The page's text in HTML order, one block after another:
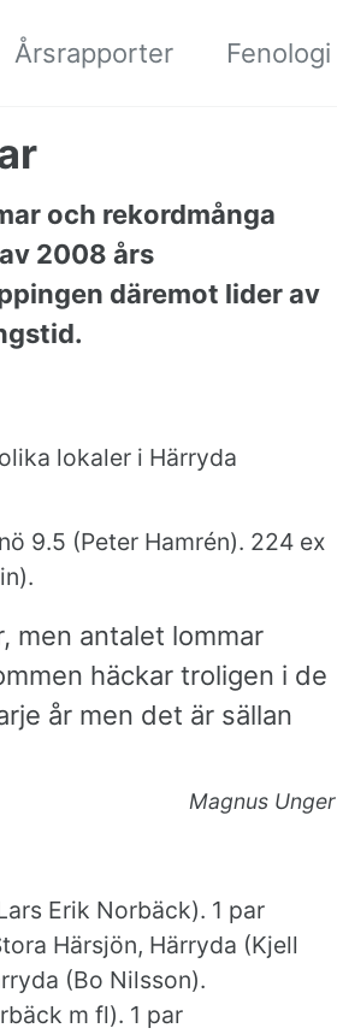
Årsrapporter Fenologi
och rekordmånga
2008 års
däremot lider av
lokaler i Härryda
9.5 (Peter Hamrén). 224 ex
men antalet lommar
häckar troligen i de
år men det är sällan
Magnus Unger
Erik Norbäck). 1 par
Härsjön, Härryda (Kjell
(Bo Nilsson).
m fl). 1 par